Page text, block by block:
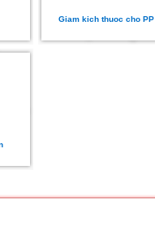
Giam kich thuoc cho PP